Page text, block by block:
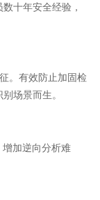
十年安全经验，
。有效防止加固检
场景而生。
加逆向分析难